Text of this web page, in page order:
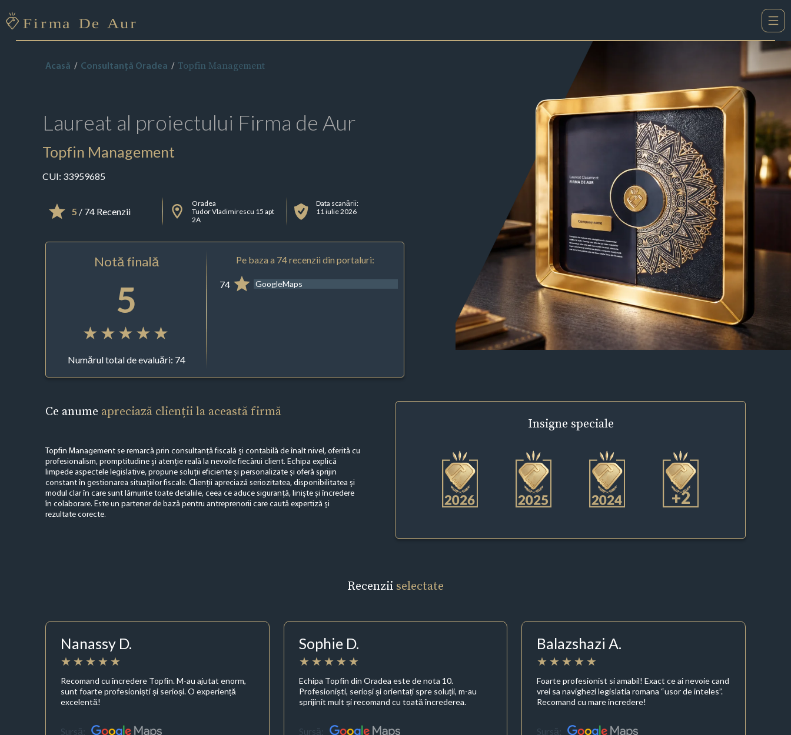
Acasă Consultanță Oradea Topfin Management
Laureat al proiectului Firma de Aur
Topfin Management
CUI: 33959685
5 / 74 Recenzii
Oradea
Tudor Vladimirescu 15 apt
2A
Data scanării:
11 iulie 2026
Notă finală
5
Numărul total de evaluări: 74
Pe baza a 74 recenzii din portaluri:
74 GoogleMaps
Ce anume apreciază clienții la această firmă
Topfin Management se remarcă prin consultanță fiscală și contabilă de înalt nivel, oferită cu
profesionalism, promptitudine și atenție reală la nevoile fiecărui client. Echipa explică
limpede aspectele legislative, propune soluții eficiente și personalizate și oferă sprijin
constant în gestionarea situațiilor fiscale. Clienții apreciază seriozitatea, disponibilitatea și
modul clar în care sunt lămurite toate detaliile, ceea ce aduce siguranță, liniște și încredere
în colaborare. Este un partener de bază pentru antreprenorii care caută expertiză și
rezultate corecte.
Insigne speciale
+2
Recenzii selectate
Nanassy D.
Recomand cu încredere Topfin. M-au ajutat enorm,
sunt foarte profesioniști și serioși. O experiență
excelentă!
Sursă:
Sophie D.
Echipa Topfin din Oradea este de nota 10.
Profesioniști, serioși și orientați spre soluții, m-au
sprijinit mult și recomand cu toată încrederea.
Sursă:
Balazshazi A.
Foarte profesionist si amabil! Exact ce ai nevoie cand
vrei sa navighezi legislatia romana “usor de inteles”.
Recomand cu mare incredere!
Sursă: